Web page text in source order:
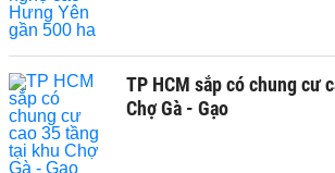
TP HCM sắp có chung cư
Chợ Gà - Gạo